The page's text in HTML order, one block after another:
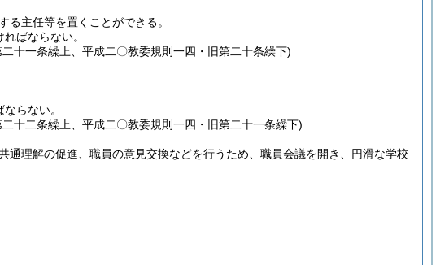
主任等を置くことができる。
ばならない。
十一条繰上、平成二〇教委規則一四・旧第二十条繰下)
らない。
十二条繰上、平成二〇教委規則一四・旧第二十一条繰下)
理解の促進、職員の意見交換などを行うため、職員会議を開き、円滑な学校